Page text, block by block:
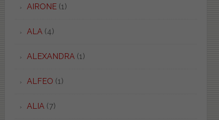
AIRONE(1)
ALA (4)
ALEXANDRA (1)
ALFEO (1)
ALIA (7)